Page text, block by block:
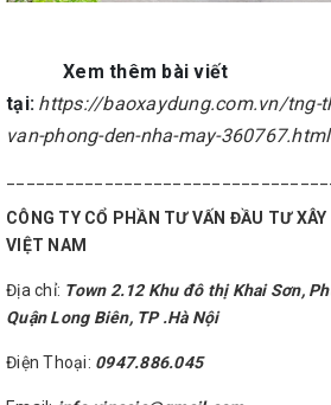
Xem thêm bài viết
tại: https://baoxaydung.com.vn/tng-
van-phong-den-nha-may-360767.html
CÔNG TY CỔ PHẦN TƯ VẤN ĐẦU TƯ XÂY
VIỆT NAM
Địa chỉ: Town 2.12 Khu đô thị Khai Sơn,
Quận Long Biên, TP .Hà Nội
Điện Thoại: 0947.886.045